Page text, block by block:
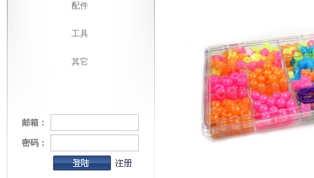
配件
工具
其它
邮箱：
密码：